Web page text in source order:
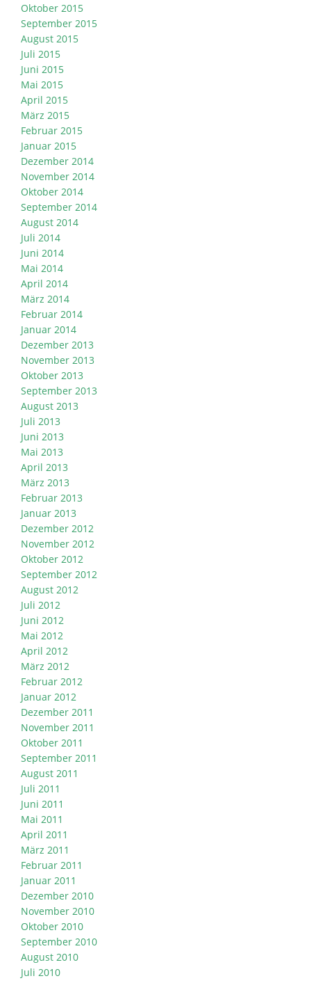
Oktober 2015
September 2015
August 2015
Juli 2015
Juni 2015
Mai 2015
April 2015
März 2015
Februar 2015
Januar 2015
Dezember 2014
November 2014
Oktober 2014
September 2014
August 2014
Juli 2014
Juni 2014
Mai 2014
April 2014
März 2014
Februar 2014
Januar 2014
Dezember 2013
November 2013
Oktober 2013
September 2013
August 2013
Juli 2013
Juni 2013
Mai 2013
April 2013
März 2013
Februar 2013
Januar 2013
Dezember 2012
November 2012
Oktober 2012
September 2012
August 2012
Juli 2012
Juni 2012
Mai 2012
April 2012
März 2012
Februar 2012
Januar 2012
Dezember 2011
November 2011
Oktober 2011
September 2011
August 2011
Juli 2011
Juni 2011
Mai 2011
April 2011
März 2011
Februar 2011
Januar 2011
Dezember 2010
November 2010
Oktober 2010
September 2010
August 2010
Juli 2010